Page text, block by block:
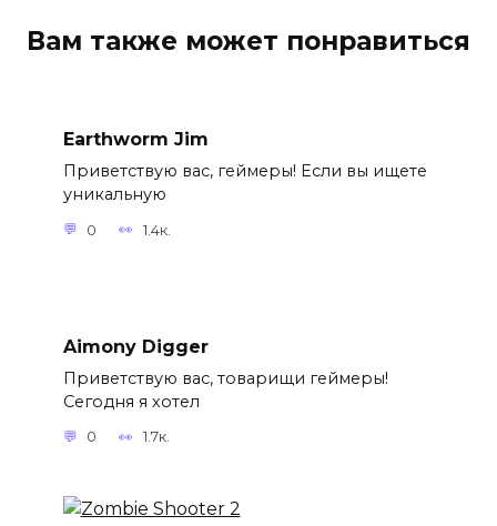
Вам также может понравиться
Earthworm Jim
Приветствую вас, геймеры! Если вы ищете
уникальную
0 1.4к.
Aimony Digger
Приветствую вас, товарищи геймеры!
Сегодня я хотел
0 1.7к.